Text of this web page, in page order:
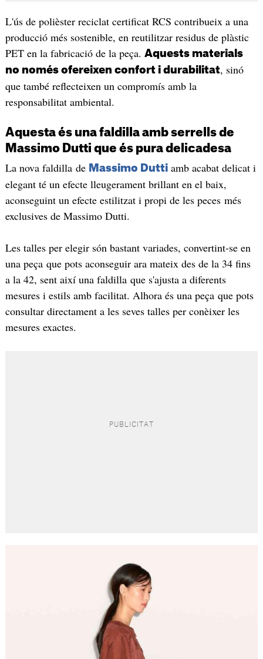
L'ús de polièster reciclat certificat RCS contribueix a una
producció més sostenible, en reutilitzar residus de plàstic
PET en la fabricació de la peça. Aquests materials
no només ofereixen confort i durabilitat, sinó
que també reflecteixen un compromís amb la
responsabilitat ambiental.
Aquesta és una faldilla amb serrells de
Massimo Dutti que és pura delicadesa
La nova faldilla de Massimo Duttiamb acabat delicat i
elegant té un efecte lleugerament brillant en el baix,
aconseguint un efecte estilitzat i propi de les peces més
exclusives de Massimo Dutti.
Les talles per elegir són bastant variades, convertint-se en
una peça que pots aconseguir ara mateix des de la 34 fins
a la 42, sent així una faldilla que s'ajusta a diferents
mesures i estils amb facilitat. Alhora és una peça que pots
consultar directament a les seves talles per conèixer les
mesures exactes.